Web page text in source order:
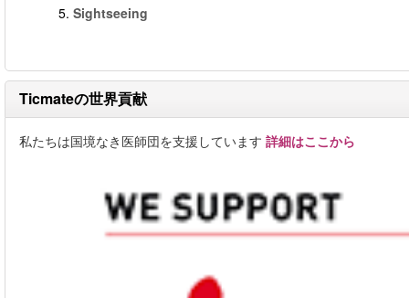
5. Sightseeing
Ticmateの世界貢献
私たちは国境なき医師団を支援しています 詳細はここから